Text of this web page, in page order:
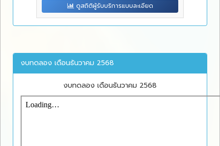
ดูสถิติผู้รับบริการแบบละเอียด
งบทดลอง เดือนธันวาคม 2568
งบทดลอง เดือนธันวาคม 2568